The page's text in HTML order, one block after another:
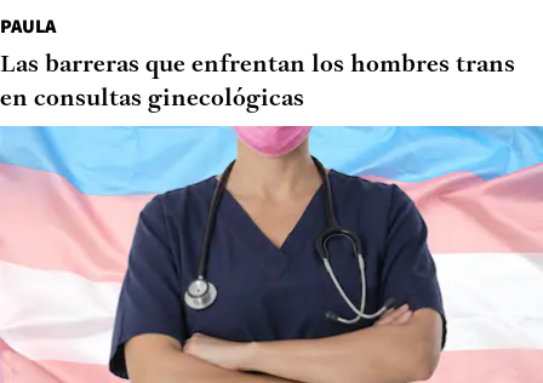
PAULA
Las barreras que enfrentan los hombres trans
en consultas ginecológicas